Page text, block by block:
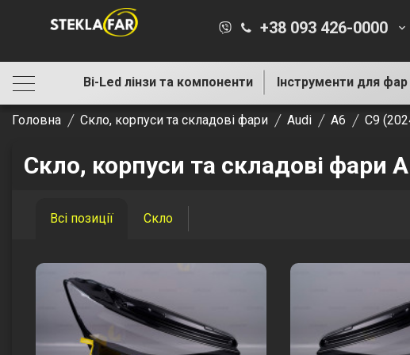
+38 093 426-0000 keyboard_arrow_down
Bi-Led лінзи та компоненти Інструменти для фар
Головна Скло, корпуси та складові фари Audi A6 C9
Скло, корпуси та складові фари
Всі позиції Скло